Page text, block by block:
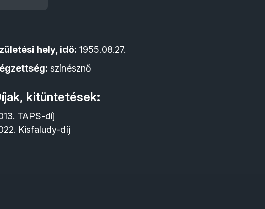
hely, idő: 1955.08.27.
színésznő
kitüntetések:
TAPS-díj
Kisfaludy-díj